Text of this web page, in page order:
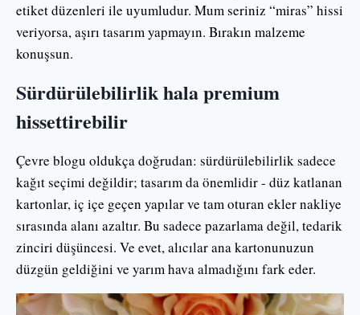
etiket düzenleri ile uyumludur. Mum seriniz “miras” hissi
veriyorsa, aşırı tasarım yapmayın. Bırakın malzeme
konuşsun.
Sürdürülebilirlik hala premium
hissettirebilir
Çevre blogu oldukça doğrudan: sürdürülebilirlik sadece
kağıt seçimi değildir; tasarım da önemlidir - düz katlanan
kartonlar, iç içe geçen yapılar ve tam oturan ekler nakliye
sırasında alanı azaltır. Bu sadece pazarlama değil, tedarik
zinciri düşüncesi. Ve evet, alıcılar ana kartonunuzun
düzgün geldiğini ve yarım hava almadığını fark eder.